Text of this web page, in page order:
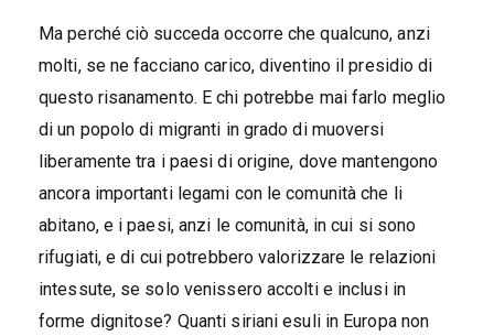
Ma perché ciò succeda occorre che qualcuno, anzi
molti, se ne facciano carico, diventino il presidio di
questo risanamento. E chi potrebbe mai farlo meglio
di un popolo di migranti in grado di muoversi
liberamente tra i paesi di origine, dove mantengono
ancora importanti legami con le comunità che li
abitano, e i paesi, anzi le comunità, in cui si sono
rifugiati, e di cui potrebbero valorizzare le relazioni
intessute, se solo venissero accolti e inclusi in
forme dignitose? Quanti siriani esuli in Europa non